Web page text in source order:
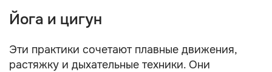
Йога и цигун
Эти практики сочетают плавные движения,
растяжку и дыхательные техники. Они